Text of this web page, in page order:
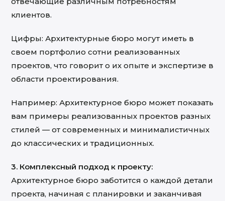
клиентов.
Цифры: Архитектурные бюро могут иметь в
своем портфолио сотни реализованных
проектов, что говорит о их опыте и экспертизе в
области проектирования.
Например: Архитектурное бюро может показать
вам примеры реализованных проектов разных
стилей — от современных и минималистичных
до классических и традиционных.
3. Комплексный подход к проекту:
Архитектурное бюро заботится о каждой детали
проекта, начиная с планировки и заканчивая